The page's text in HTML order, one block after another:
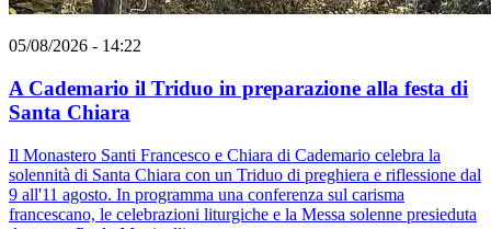
05/08/2026 - 14:22
A Cademario il Triduo in preparazione alla festa di
Santa Chiara
Il Monastero Santi Francesco e Chiara di Cademario celebra la
solennità di Santa Chiara con un Triduo di preghiera e riflessione dal
9 all'11 agosto. In programma una conferenza sul carisma
francescano, le celebrazioni liturgiche e la Messa solenne presieduta